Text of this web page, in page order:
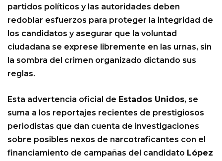
partidos políticos y las autoridades deben
redoblar esfuerzos para proteger la integridad de
los candidatos y asegurar que la voluntad
ciudadana se exprese libremente en las urnas, sin
la sombra del crimen organizado dictando sus
reglas.
Esta advertencia oficial de Estados Unidos, se
suma a los reportajes recientes de prestigiosos
periodistas que dan cuenta de investigaciones
sobre posibles nexos de narcotraficantes con el
financiamiento de campañas del candidato López